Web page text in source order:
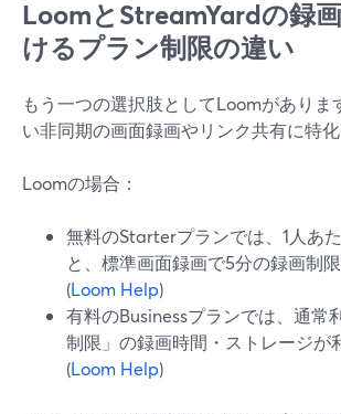
LoomとStreamYardの録
けるプラン制限の違い
もう一つの選択肢としてLoomがありま
い非同期の画面録画やリンク共有に特化
Loomの場合：
無料のStarterプランでは、1人あ
と、標準画面録画で5分の録画制限
(Loom Help)
有料のBusinessプランでは、通常
制限」の録画時間・ストレージが
(Loom Help)